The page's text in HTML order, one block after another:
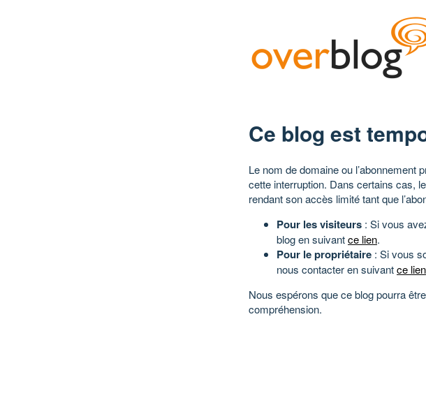
Ce blog est
Le nom de domaine ou l’abonnement
cette interruption. Dans certains cas,
rendant son accès limité tant que
Pour les visiteurs : Si vous
blog en suivantce lien.
Pour le propriétaire : Si vous
nous contacter en suivantce lien
Nous espérons que ce blog pourra
compréhension.